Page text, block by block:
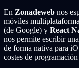
En Zonadeweb nos
móviles
(de Google) y React
nos permite escribir
de forma nativa para
costes de